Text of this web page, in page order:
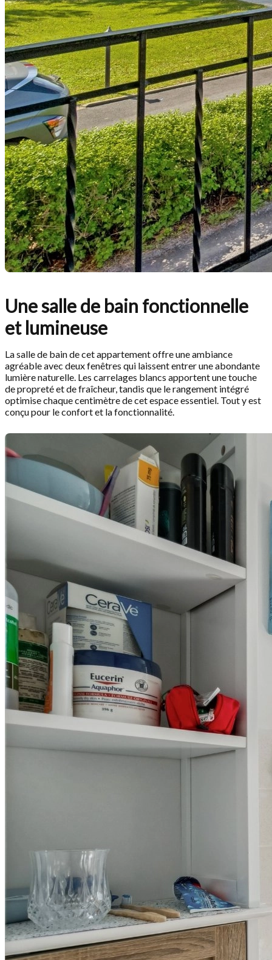
Une salle de bain fonctionnelle
et lumineuse
La salle de bain de cet appartement offre une ambiance
agréable avec deux fenêtres qui laissent entrer une abondante
lumière naturelle. Les carrelages blancs apportent une touche
de propreté et de fraîcheur, tandis que le rangement intégré
optimise chaque centimètre de cet espace essentiel. Tout y est
conçu pour le confort et la fonctionnalité.